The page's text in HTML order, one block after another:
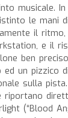
musicale. In
le mani
il
e il
ben
ed un pizzico
sulla
riportano
(“Blood